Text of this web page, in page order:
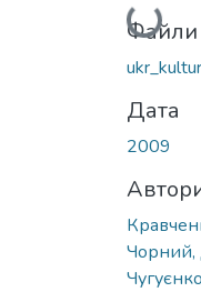
Файли
Дата
2009